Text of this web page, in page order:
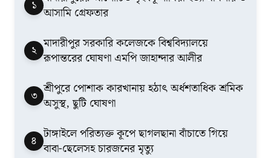
১ আসামি গ্রেফতার
২ মাদারীপুর সরকারি কলেজকে বিশ্ববিদ্যালয়ে
রূপান্তরের ঘোষণা এমপি জাহান্দার আলীর
৩ শ্রীপুরে পোশাক কারখানায় হঠাৎ অর্ধশতাধিক শ্রমিক
অসুস্থ, ছুটি ঘোষণা
৪ টাঙ্গাইলে পরিত্যক্ত কূপে ছাগলছানা বাঁচাতে গিয়ে
বাবা-ছেলেসহ চারজনের মৃত্যু